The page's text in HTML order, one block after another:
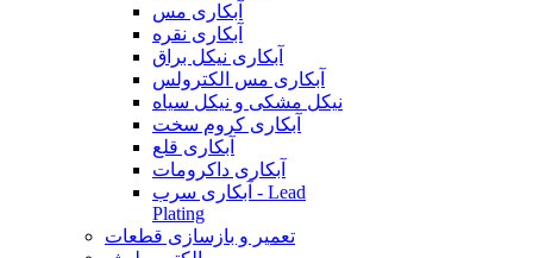
آبکاری مس
آبکاری نقره
آبکاری نیکل براق
آبکاری مس الکترولس
نیکل مشکی و نیکل سیاه
آبکاری کروم سخت
آبکاری قلع
آبکاری داکرومات
آبکاری سرب - Lead
Plating
تعمیر و بازسازی قطعات